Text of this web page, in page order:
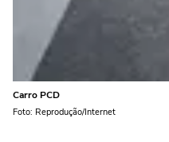
Carro PCD
Foto: Reprodução/Internet